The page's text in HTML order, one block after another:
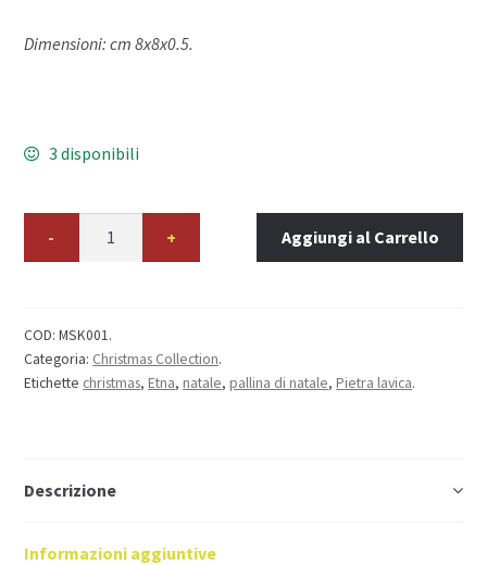
Dimensioni: cm 8x8x0.5.
3 disponibili
Aggiungi al Carrello
COD:MSK001.
Categoria: Christmas Collection.
Etichette christmas,Etna,natale,pallina di natale,Pietra lavica.
Descrizione
Informazioni aggiuntive